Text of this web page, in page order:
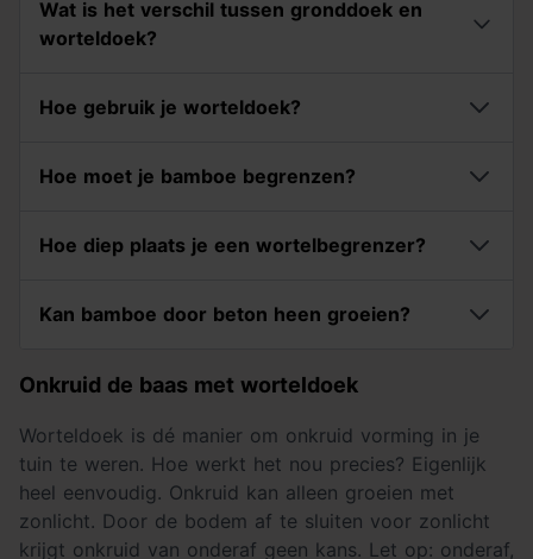
Wat is het verschil tussen gronddoek en
worteldoek?
Hoe gebruik je worteldoek?
Hoe moet je bamboe begrenzen?
Hoe diep plaats je een wortelbegrenzer?
Kan bamboe door beton heen groeien?
Onkruid de baas met worteldoek
Worteldoek is dé manier om onkruid vorming in je
tuin te weren. Hoe werkt het nou precies? Eigenlijk
heel eenvoudig. Onkruid kan alleen groeien met
zonlicht. Door de bodem af te sluiten voor zonlicht
krijgt onkruid van onderaf geen kans. Let op: onderaf,